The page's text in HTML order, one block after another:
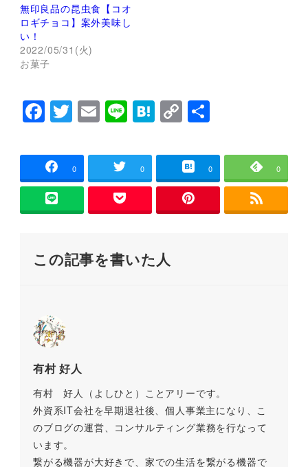
し
い
ウ
ィ
ン
ド
ウ
で
す
)
ク
し
て
さ
ウ
ィ
ン
開
き
ま
す
無印良品の昆虫食【コオ
ロギチョコ】案外美味し
い！
2022/05/31(火)
お菓子
F
a
c
e
b
o
k
T
wi
tt
er
E
m
ai
l
Li
n
e
H
at
e
n
C
o
p
y
Li
n
共
0 0 0 0
この記事を書いた人
有村 好人
有村 好人（よしひと）ことアリーです。
外資系IT会社を早期退社後、個人事業主になり、こ
のブログの運営、コンサルティング業務を行なって
います。
繋がる機器が大好きで、家での生活を繋がる機器で